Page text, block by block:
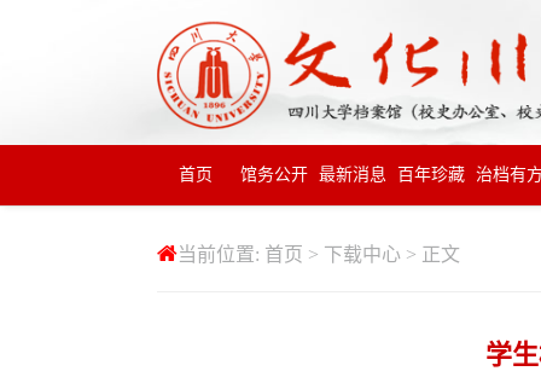
首页 馆务公开 最新消息 百年珍藏 治档有
当前位置: 首页 > 下载中心 > 正文
学